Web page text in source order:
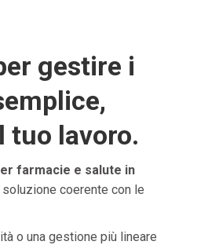
gestire i
tuo lavoro.
farmacie e salute in
soluzione coerente con le
o una gestione più lineare